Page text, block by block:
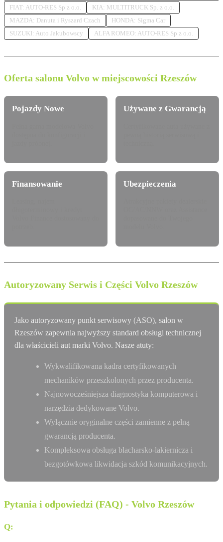
FIAT: AUTO-RES Sp z o.o.
KIA: MULTITRUCK Sp. z o.o.
MAZDA: Danuta i Ryszard Czach
HONDA: Sigma Car
SUZUKI: Auto Jakubowscy
ALFA ROMEO: AUTO-RES Sp z o.o.
Oferta salonu Volvo w miejscowości Rzeszów
Pojazdy Nowe Używane z Gwarancją
Finansowanie Ubezpieczenia
Autoryzowany Serwis i Części Volvo Rzeszów
Jako autoryzowany punkt serwisowy (ASO), salon w
Rzeszów zapewnia najwyższy standard obsługi technicznej
dla właścicieli aut marki Volvo. Nasze atuty:
Wykwalifikowana kadra certyfikowanych
mechaników przeszkolonych przez producenta.
Najnowocześniejsza diagnostyka komputerowa i
narzędzia dedykowane Volvo.
Wyłącznie oryginalne części zamienne z pełną
gwarancją producenta.
Kompleksowa obsługa blacharsko-lakiernicza i
bezgotówkowa likwidacja szkód komunikacyjnych.
Pytania i odpowiedzi (FAQ) - Volvo Rzeszów
Q: